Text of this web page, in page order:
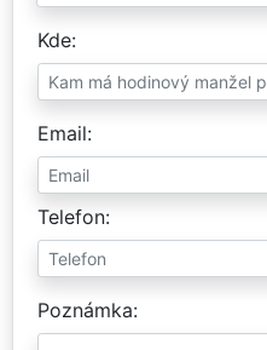
Kde
Email
Telefon
Poznámka